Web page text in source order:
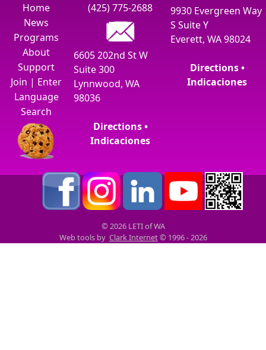
Home
News
Programs
About
Support
Join | Enter
Language
Search
(425) 775-2688
6605 202nd St W
Suite 300
Lynnwood, WA
98036
Directions •
Indicaciones
9930 Evergreen Way
S Suite Y
Everett, WA 98024
Directions •
Indicaciones
© 2026 LETI of WA
Web tools by Clark Internet© 1996 - 2026